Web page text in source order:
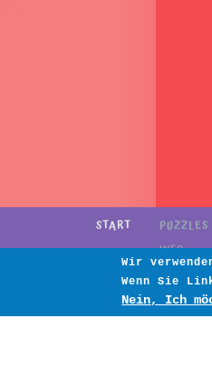
START PUZZLES
INFO
Wir
Wenn Sie
Nein, Ich